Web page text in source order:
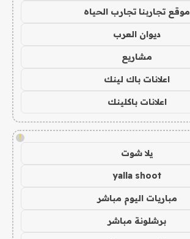
موقع تجاربنا تجارب الحياه
ديوان العرب
مشاريع
اعلانات باك لينك
اعلانات باكلينك
!
يلا شوت
yalla shoot
مباريات اليوم مباشر
برشلونة مباشر